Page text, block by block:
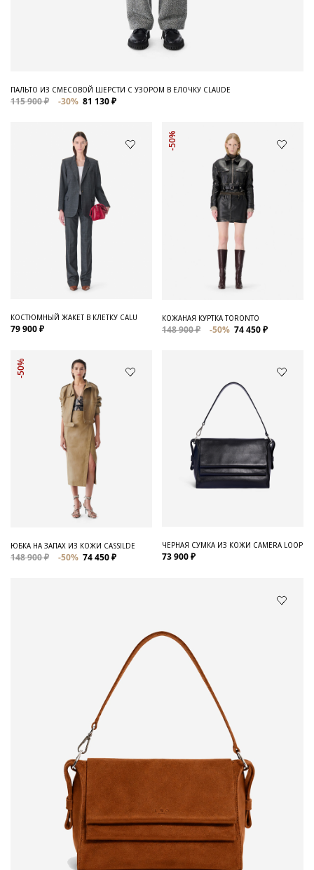
ПАЛЬТО ИЗ СМЕСОВОЙ ШЕРСТИ С УЗОРОМ В ЕЛОЧКУ CLAUDE
115 900 ₽ -30% 81 130 ₽
КОСТЮМНЫЙ ЖАКЕТ В КЛЕТКУ CALU
79 900 ₽
-50%
КОЖАНАЯ КУРТКА TORONTO
148 900 ₽ -50% 74 450 ₽
-50%
ЮБКА НА ЗАПАХ ИЗ КОЖИ CASSILDE
148 900 ₽ -50% 74 450 ₽
ЧЕРНАЯ СУМКА ИЗ КОЖИ CAMERA LOOP
73 900 ₽